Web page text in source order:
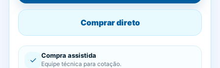
Comprar direto
✓ Compra assistida
Equipe técnica para cotação.